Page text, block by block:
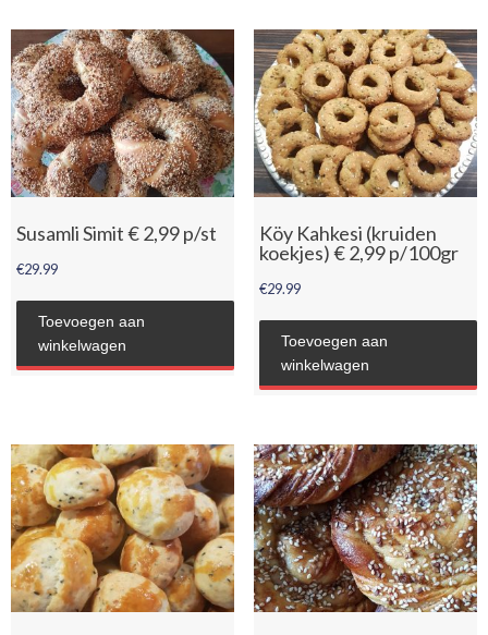
Susamli Simit € 2,99 p/st
€29.99
Toevoegen aan
winkelwagen
Köy Kahkesi (kruiden
koekjes) € 2,99 p/100gr
€29.99
Toevoegen aan
winkelwagen